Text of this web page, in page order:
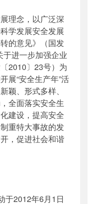
理念，以广泛深
学发展安全发展
的意见》（国发
于进一步加强企业
2010〕23号）为
展“安全生产年”活
颖、形式多样、
全面落实安全生
建设，提高安全
重特大事故的发
，促进社会和谐
2012年6月1日